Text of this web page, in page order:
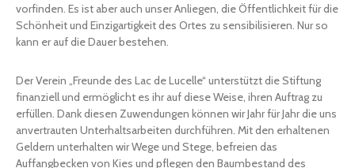
vorfinden. Es ist aber auch unser Anliegen, die Öffentlichkeit für die
Schönheit und Einzigartigkeit des Ortes zu sensibilisieren. Nur so
kann er auf die Dauer bestehen.
Der Verein „Freunde des Lac de Lucelle“ unterstützt die Stiftung
finanziell und ermöglicht es ihr auf diese Weise, ihren Auftrag zu
erfüllen. Dank diesen Zuwendungen können wir Jahr für Jahr die uns
anvertrauten Unterhaltsarbeiten durchführen. Mit den erhaltenen
Geldern unterhalten wir Wege und Stege, befreien das
Auffangbecken von Kies und pflegen den Baumbestand des